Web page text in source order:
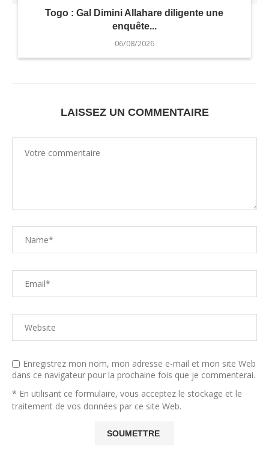
Togo : Gal Dimini Allahare diligente une
enquête...
06/08/2026
LAISSEZ UN COMMENTAIRE
Enregistrez mon nom, mon adresse e-mail et mon site Web
dans ce navigateur pour la prochaine fois que je commenterai.
* En utilisant ce formulaire, vous acceptez le stockage et le
traitement de vos données par ce site Web.